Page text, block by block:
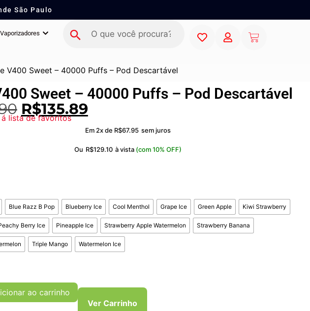
São Paulo
Vaporizadores
V400 Sweet – 40000 Puffs – Pod Descartável
Sweet – 40000 Puffs – Pod Descartável
R$135.89
lista de favoritos
Em 2x de R$67.95 sem juros
Ou R$129.10 à vista (com 10% OFF)
Blue Razz B Pop Blueberry Ice Cool Menthol Grape Ice Green Apple Kiwi Strawberry
Berry Ice Pineapple Ice Strawberry Apple Watermelon Strawberry Banana
Triple Mango Watermelon Ice
ao carrinho
Ver Carrinho